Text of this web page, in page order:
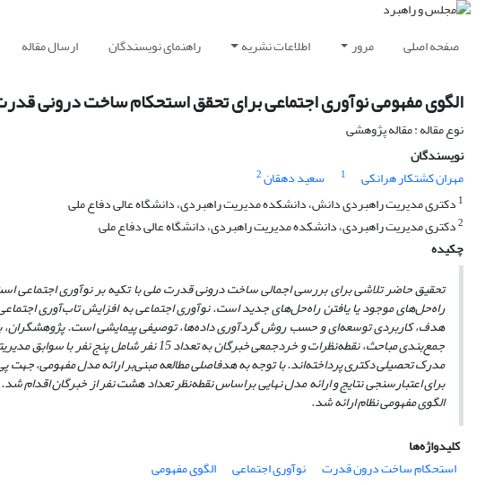
صفحه اصلی مرور اطلاعات نشریه راهنمای نویسندگان ارسال مقاله
الگوی مفهومی نوآوری اجتماعی برای تحقق استحکام ساخت درونی
نوع مقاله : مقاله پژوهشی
نویسندگان
مهران کشتکار هرانکی
1 سعید دهقان2
1 دکتری مدیریت راهبردی دانش، دانشکده مدیریت راهبردی، دانشگاه عالی دفاع ملی
2دکتری مدیریت راهبردی، دانشکده مدیریت راهبردی، دانشگاه عالی دفاع ملی
چکیده
تحقیق حاضر تلاشی برای بررسی اجمالی ساخت درونی قدرت ملی با تکیه بر نوآوری اجتماعی
راه‌حل‌های موجود یا یافتن راه‌حل‌های جدید است. نوآوری اجتماعی به افزایش تاب‌آوری
هدف، کاربردی توسعه‌ای و حسب روش گردآوری داده‌ها، توصیفی پیمایشی است. پژوهشگران،
جمع‌بندی مباحث، نقطه‌نظرات و خردجمعی خبرگان
مدرک تحصیلی دکتری پرداخته‌اند. با توجه به هدفاصلی مطالعه مبنی‌بر ارائه مدل مفهومی،
برای اعتبارسنجی نتایج و ارائه مدل نهایی براساس نقطه‌نظر تعداد هشت نفر از خبرگان
الگوی مفهومی نظام ارائه شد.
کلیدواژه‌ها
استحکام ساخت درون قدرت
نوآوری اجتماعی
الگوی مفهومی